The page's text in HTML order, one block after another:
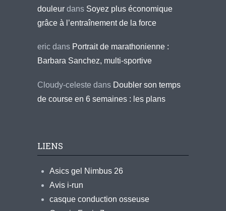
douleur dans Soyez plus économique
grâce à l’entraînement de la force
eric dans Portrait de marathonienne :
Barbara Sanchez, multi-sportive
Cloudy-celeste dans Doubler son temps
de course en 6 semaines : les plans
LIENS
Asics gel Nimbus 26
Avis i-run
casque conduction osseuse